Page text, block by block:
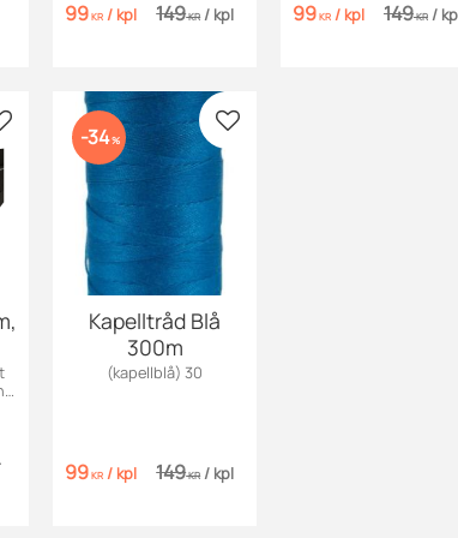
99KR / kpl 149KR / kpl 99KR / kpl 149KR /
suosikiksi
Kapelltråd Blå
300m
(kapellblå) 30
99KR / kpl 149KR / kpl
34% Lisää suosikiksi